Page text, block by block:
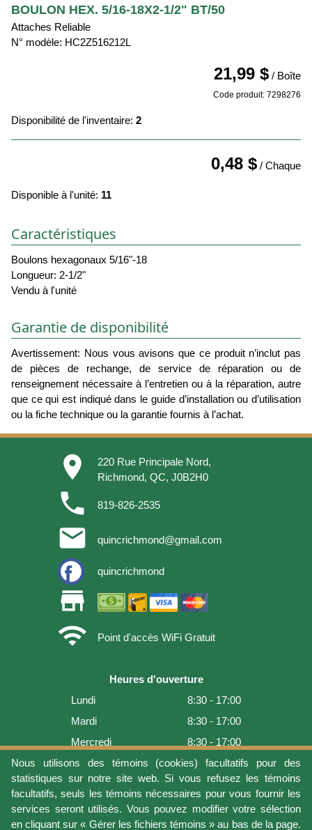
Nous utilisons des témoins (cookies) facultatifs pour des
statistiques sur notre site web. Si vous refusez les témoins
facultatifs, seuls les témoins nécessaires pour vous fournir les
services seront utilisés. Vous pouvez modifier votre sélection
en cliquant sur « Gérer les fichiers témoins » au bas de la page.
BOULON HEX. 5/16-18X2-1/2" BT/50
Attaches Reliable
N° modèle: HC2Z516212L
21,99 $ / Boîte
Code produit: 7298276
Disponibilité de l'inventaire: 2
0,48 $ / Chaque
Disponible à l'unité: 11
Caractéristiques
Boulons hexagonaux 5/16"-18
Longueur: 2-1/2"
Vendu à l'unité
Garantie de disponibilité
Avertissement: Nous vous avisons que ce produit n’inclut pas
de pièces de rechange, de service de réparation ou de
renseignement nécessaire à l’entretien ou à la réparation, autre
que ce qui est indiqué dans le guide d’installation ou d’utilisation
ou la fiche technique ou la garantie fournis à l’achat.
place
220 Rue Principale Nord,
Richmond, QC, J0B2H0
phone 819-826-2535
email quincrichmond@gmail.com
quincrichmond
store
wifi
Point d'accès WiFi Gratuit
Heures d'ouverture
Lundi
8:30 - 17:00
Mardi
8:30 - 17:00
Mercredi
8:30 - 17:00
Jeudi
8:30 - 17:00
Vendredi
8:30 - 17:00
Samedi
9:00 - 16:00
Dimanche
Fermé